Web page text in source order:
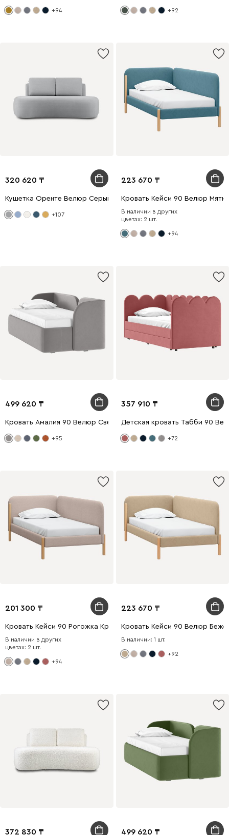
+94 +92
320 620
Кушетка Оренте Велюр Серый
+107
223 670
Кровать Кейси 90 Велюр
В наличии в других
цветах: 2 шт.
+94
499 620
Кровать Амалия 90 Велюр Светло-серый
+95
357 910
Детская кровать Табби 90
+72
201 300
Кровать Кейси 90 Рогожка Кремовый
В наличии в других
цветах: 2 шт.
+94
223 670
Кровать Кейси 90 Велюр
В наличии: 1 шт.
+92
372 830 499 620